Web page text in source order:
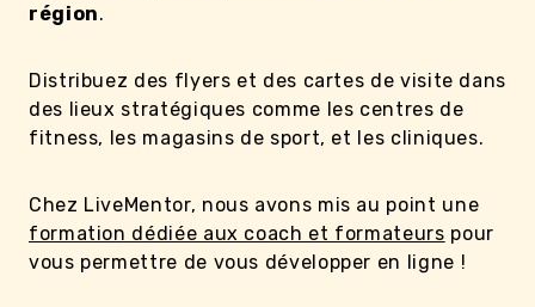
région.
Distribuez des flyers et des cartes de visite dans
des lieux stratégiques comme les centres de
fitness, les magasins de sport, et les cliniques.
Chez LiveMentor, nous avons mis au point une
formation dédiée aux coach et formateurs pour
vous permettre de vous développer en ligne !